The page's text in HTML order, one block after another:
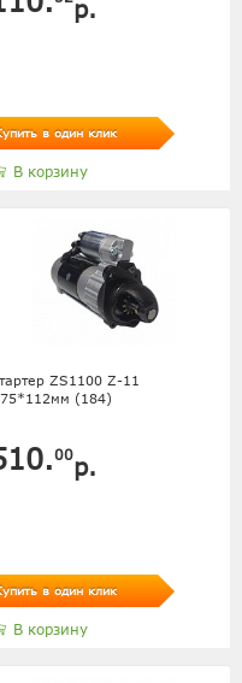
р.
в один клик
В корзину
ZS1100 Z-11
(184)
00р.
в один клик
В корзину